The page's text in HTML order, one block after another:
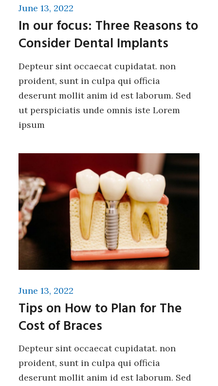
June 13, 2022
In our focus: Three Reasons to
Consider Dental Implants
Depteur sint occaecat cupidatat. non
proident, sunt in culpa qui officia
deserunt mollit anim id est laborum. Sed
ut perspiciatis unde omnis iste Lorem
ipsum
June 13, 2022
Tips on How to Plan for The
Cost of Braces
Depteur sint occaecat cupidatat. non
proident, sunt in culpa qui officia
deserunt mollit anim id est laborum. Sed